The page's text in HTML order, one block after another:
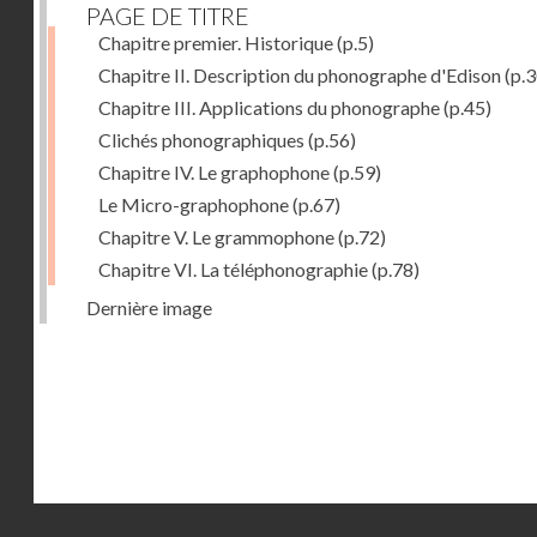
PAGE DE TITRE
Chapitre premier. Historique(p.5)
Chapitre II. Description du phonographe d'Edison
Chapitre III. Applications du phonographe(p.45)
Clichés phonographiques (p.56)
Chapitre IV. Le graphophone(p.59)
Le Micro-graphophone(p.67)
Chapitre V. Le grammophone(p.72)
Chapitre VI. La téléphonographie(p.78)
Dernière image